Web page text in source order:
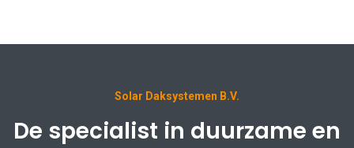
Solar Daksystemen B.V.
De specialist in duurzame en